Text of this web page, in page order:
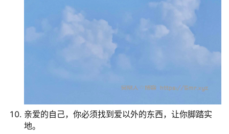
亲爱的自己，你必须找到爱以外的东西，让你脚踏实
地。